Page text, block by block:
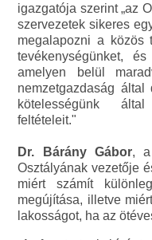
igazgatója szerint „az
szervezetek sikeres
megalapozni a közös
tevékenységünket,
amelyen belül
nemzetgazdaság
kötelességünk
feltételeit."
Dr. Bárány Gábor, a
Osztályának vezetője
miért számít
megújítása, illetve
lakosságot, ha az